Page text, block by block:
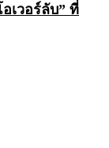
เวอร์ลับ” ที่